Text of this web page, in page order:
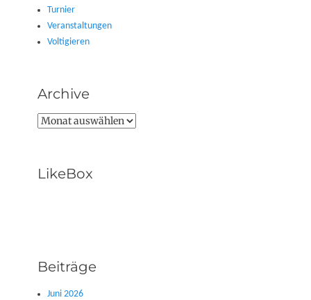
Turnier
Veranstaltungen
Voltigieren
Archive
Archive
LikeBox
Beiträge
Juni 2026